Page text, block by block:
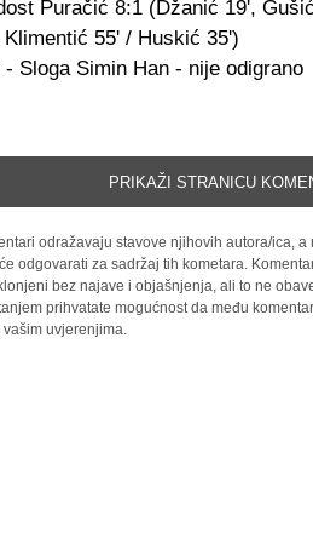
Puračić 8:1 (Džanić 19',
55' / Huskić 35')
- Sloga Simin Han - nije odigrano
PRIKAŽI STRANICU
odražavaju stavove njihovih autora/ica,
odgovarati za sadržaj tih kometara.
bez najave i objašnjenja, ali to ne
prihvatate mogućnost da među
uvjerenjima.